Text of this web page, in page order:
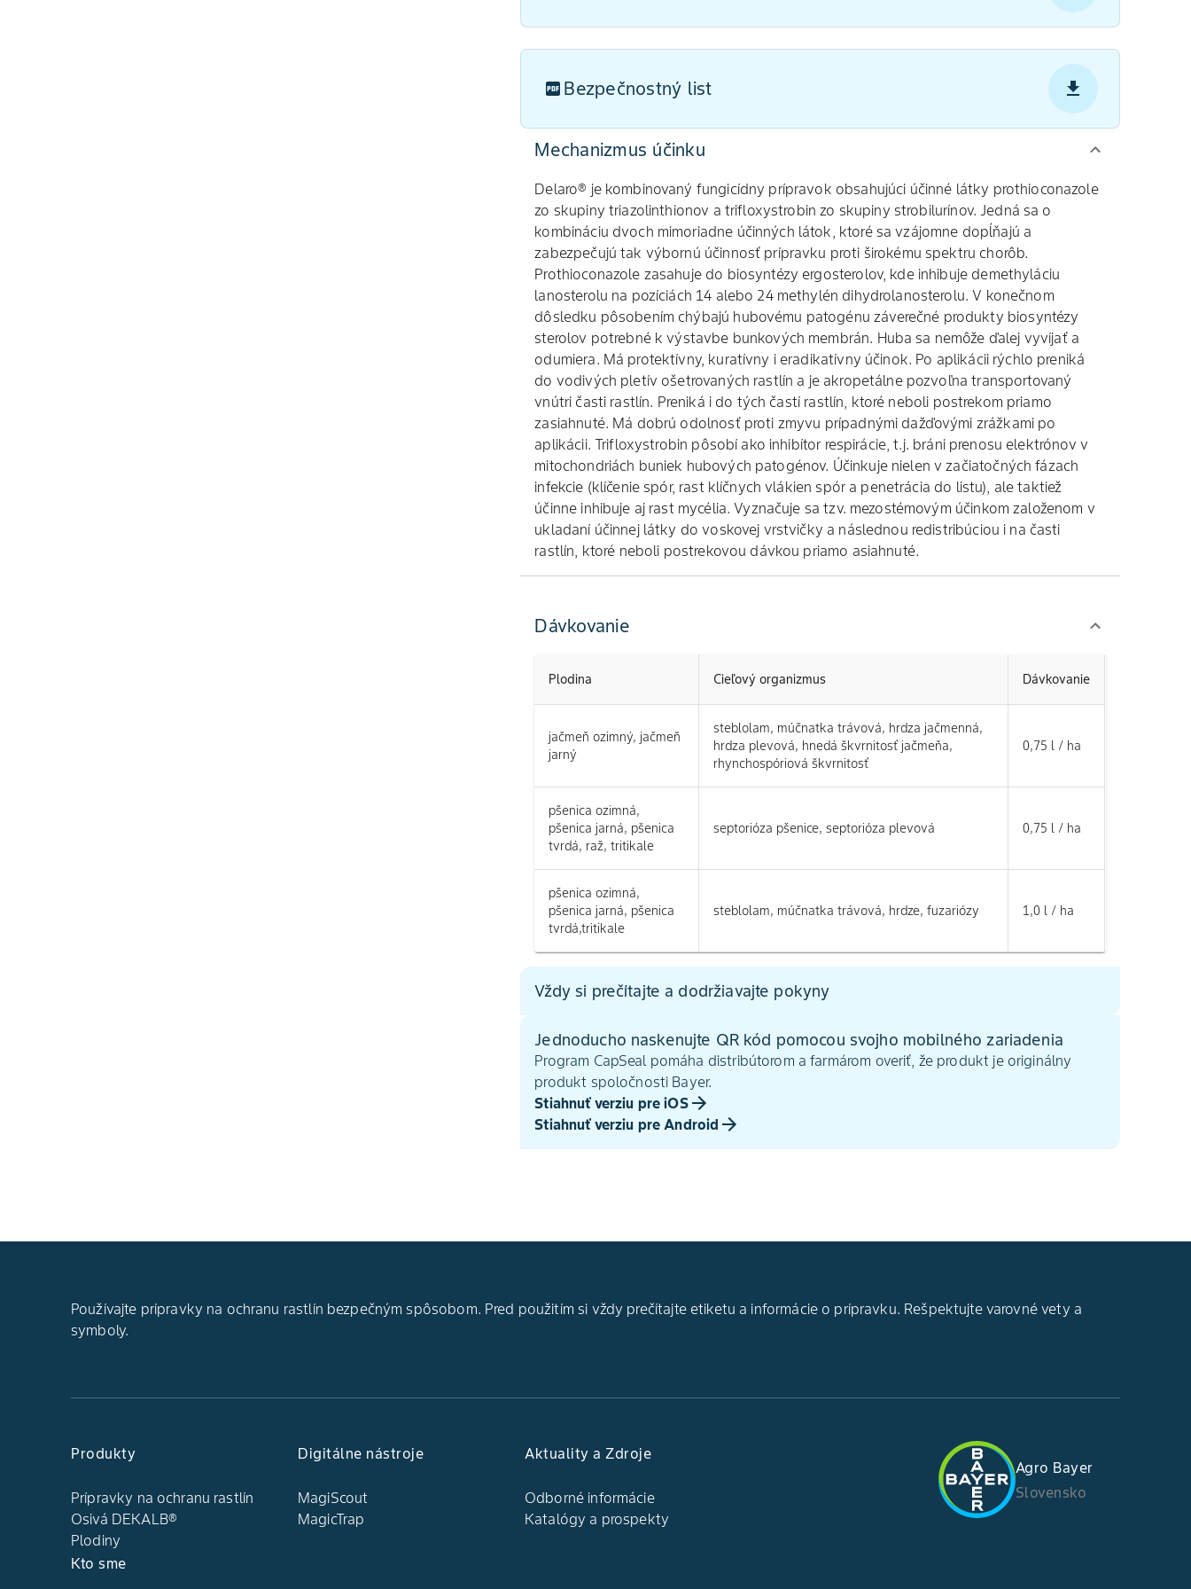
Bezpečnostný list
Mechanizmus účinku
Delaro® je kombinovaný fungicídny prípravok obsahujúci účinné látky prothioconazole
zo skupiny triazolinthionov a trifloxystrobin zo skupiny strobilurínov. Jedná sa o
kombináciu dvoch mimoriadne účinných látok, ktoré sa vzájomne dopĺňajú a
zabezpečujú tak výbornú účinnosť prípravku proti širokému spektru chorôb.
Prothioconazole zasahuje do biosyntézy ergosterolov, kde inhibuje demethyláciu
lanosterolu na pozíciách 14 alebo 24 methylén dihydrolanosterolu. V konečnom
dôsledku pôsobením chýbajú hubovému patogénu záverečné produkty biosyntézy
sterolov potrebné k výstavbe bunkových membrán. Huba sa nemôže ďalej vyvíjať a
odumiera. Má protektívny, kuratívny i eradikatívny účinok. Po aplikácii rýchlo preniká
do vodivých pletív ošetrovaných rastlín a je akropetálne pozvoľna transportovaný
vnútri časti rastlín. Preniká i do tých častí rastlín, ktoré neboli postrekom priamo
zasiahnuté. Má dobrú odolnosť proti zmyvu prípadnými dažďovými zrážkami po
aplikácii. Trifloxystrobin pôsobí ako inhibítor respirácie, t.j. bráni prenosu elektrónov v
mitochondriách buniek hubových patogénov. Účinkuje nielen v začiatočných fázach
infekcie (klíčenie spór, rast klíčnych vlákien spór a penetrácia do listu), ale taktiež
účinne inhibuje aj rast mycélia. Vyznačuje sa tzv. mezostémovým účinkom založenom v
ukladaní účinnej látky do voskovej vrstvičky a následnou redistribúciou i na časti
rastlín, ktoré neboli postrekovou dávkou priamo asiahnuté.
Dávkovanie
Plodina Cieľový organizmus Dávkovanie
jačmeň ozimný, jačmeň
jarný
steblolam, múčnatka trávová, hrdza jačmenná,
hrdza plevová, hnedá škvrnitosť jačmeňa,
rhynchospóriová škvrnitosť
0,75 l / ha
pšenica ozimná,
pšenica jarná, pšenica
tvrdá, raž, tritikale
septorióza pšenice, septorióza plevová 0,75 l / ha
pšenica ozimná,
pšenica jarná, pšenica
tvrdá,tritikale
steblolam, múčnatka trávová, hrdze, fuzariózy 1,0 l / ha
Vždy si prečítajte a dodržiavajte pokyny
Jednoducho naskenujte QR kód pomocou svojho mobilného zariadenia
Program CapSeal pomáha distribútorom a farmárom overiť, že produkt je originálny
produkt spoločnosti Bayer.
Stiahnuť verziu pre iOS
Stiahnuť verziu pre Android
Používajte prípravky na ochranu rastlín bezpečným spôsobom. Pred použitím si vždy prečítajte etiketu a informácie o prípravku. Rešpektujte varovné vety a
symboly.
Produkty
Prípravky na ochranu rastlín
Osivá DEKALB®
Plodiny
Digitálne nástroje
MagiScout
MagicTrap
Aktuality a Zdroje
Odborné informácie
Katalógy a prospekty
Kto sme
Agro Bayer
Slovensko